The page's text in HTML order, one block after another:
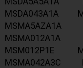
MSDA043A1A
MSMA5AZA1A
MSMA012A1A
MSM012P1E
MSMA042A3C